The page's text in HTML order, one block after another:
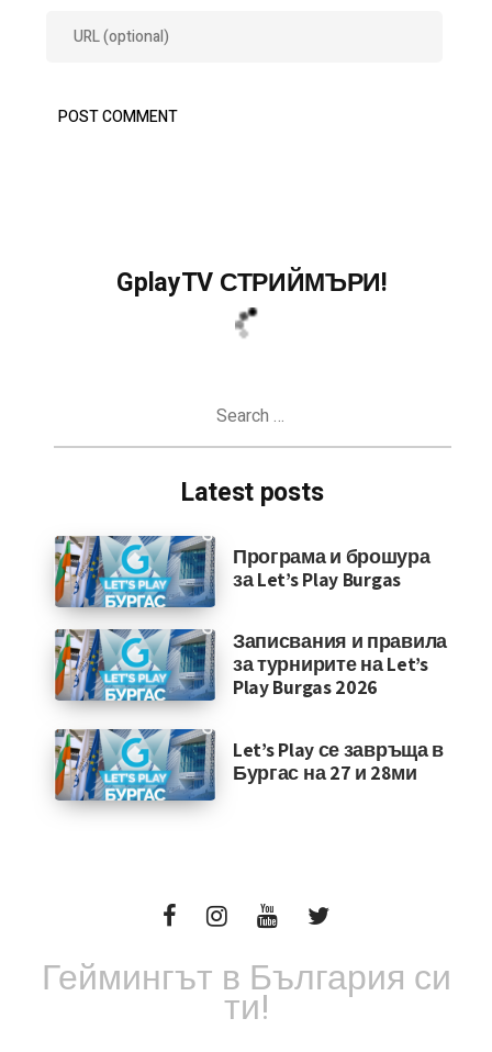
GplayTV СТРИЙМЪРИ!
Latest posts
Програма и брошура
за Let’s Play Burgas
Записвания и правила
за турнирите на Let’s
Play Burgas 2026
Let’s Play се завръща в
Бургас на 27 и 28ми
Геймингът в България си
ти!